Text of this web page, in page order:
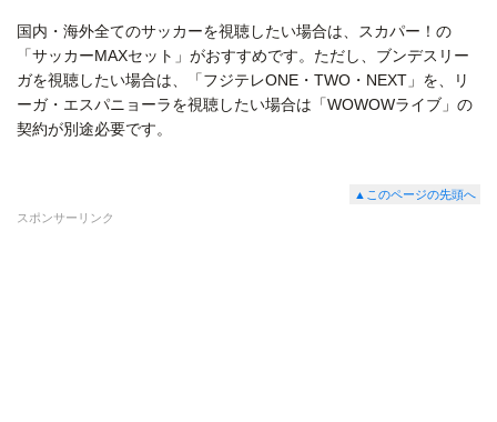
国内・海外全てのサッカーを視聴したい場合は、スカパー！の
「サッカーMAXセット」がおすすめです。ただし、ブンデスリー
ガを視聴したい場合は、「フジテレONE・TWO・NEXT」を、リ
ーガ・エスパニョーラを視聴したい場合は「WOWOWライブ」の
契約が別途必要です。
▲このページの先頭へ
スポンサーリンク